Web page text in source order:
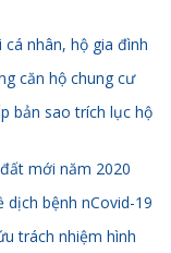
nhân, hộ gia đình
căn hộ chung cư
bản sao trích lục hộ
mới năm 2020
bệnh nCovid-19
trách nhiệm hình